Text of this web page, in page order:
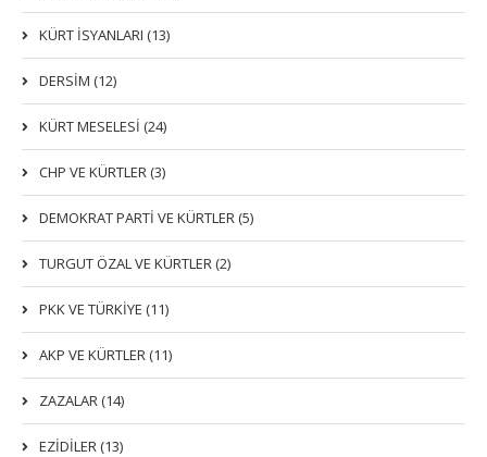
KÜRT İSYANLARI (13)
DERSIM (12)
KÜRT MESELESİ (24)
CHP VE KÜRTLER (3)
DEMOKRAT PARTI VE KÜRTLER (5)
TURGUT ÖZAL VE KÜRTLER (2)
PKK VE TÜRKIYE (11)
AKP VE KÜRTLER (11)
ZAZALAR (14)
EZIDILER (13)